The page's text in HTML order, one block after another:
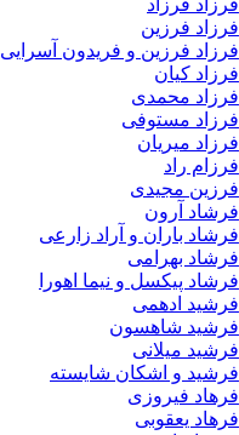
فرزاد فرزاد
فرزاد فرزین
فرزاد فرزین و فریدون آسرایی
فرزاد کیان
فرزاد محمدی
فرزاد مستوفی
فرزاد میریان
فرزام راد
فرزین مجیدی
فرشاد آرون
فرشاد باران و آراد زارعی
فرشاد بهرامی
فرشاد پیکسل و نیما اهورا
فرشید ادهمی
فرشید شاهسون
فرشید میلانی
فرشید و اشکان شایسته
فرهاد فیروزی
فرهاد یعقوبی